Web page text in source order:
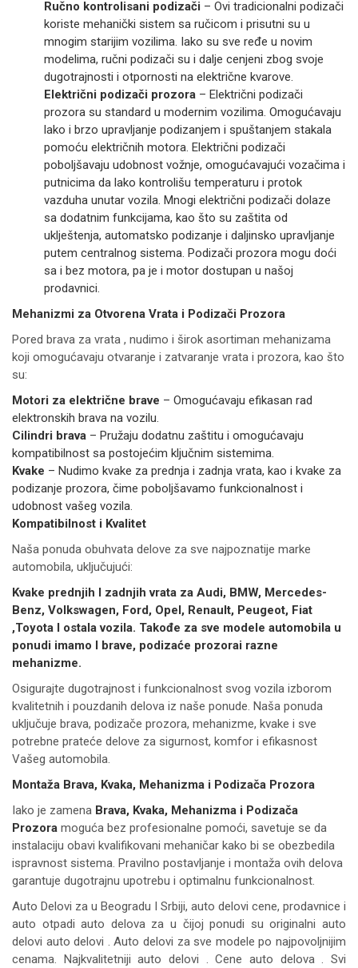
Ručno kontrolisani podizači – Ovi tradicionalni podizači
koriste mehanički sistem sa ručicom i prisutni su u
mnogim starijim vozilima. Iako su sve ređe u novim
modelima, ručni podizači su i dalje cenjeni zbog svoje
dugotrajnosti i otpornosti na električne kvarove.
Električni podizači prozora – Električni podizači
prozora su standard u modernim vozilima. Omogućavaju
lako i brzo upravljanje podizanjem i spuštanjem stakala
pomoću električnih motora. Električni podizači
poboljšavaju udobnost vožnje, omogućavajući vozačima i
putnicima da lako kontrolišu temperaturu i protok
vazduha unutar vozila. Mnogi električni podizači dolaze
sa dodatnim funkcijama, kao što su zaštita od
uklještenja, automatsko podizanje i daljinsko upravljanje
putem centralnog sistema. Podizači prozora mogu doći
sa i bez motora, pa je i motor dostupan u našoj
prodavnici.
Mehanizmi za Otvorena Vrata i Podizači Prozora
Pored brava za vrata , nudimo i širok asortiman mehanizama
koji omogućavaju otvaranje i zatvaranje vrata i prozora, kao što
su:
Motori za električne brave – Omogućavaju efikasan rad
elektronskih brava na vozilu.
Cilindri brava – Pružaju dodatnu zaštitu i omogućavaju
kompatibilnost sa postojećim ključnim sistemima.
Kvake – Nudimo kvake za prednja i zadnja vrata, kao i kvake za
podizanje prozora, čime poboljšavamo funkcionalnost i
udobnost vašeg vozila.
Kompatibilnost i Kvalitet
Naša ponuda obuhvata delove za sve najpoznatije marke
automobila, uključujući:
Kvake prednjih I zadnjih vrata za Audi, BMW, Mercedes-
Benz, Volkswagen, Ford, Opel, Renault, Peugeot, Fiat
,Toyota I ostala vozila. Takođe za sve modele automobila u
ponudi imamo I brave, podizaće prozorai razne
mehanizme.
Osigurajte dugotrajnost i funkcionalnost svog vozila izborom
kvalitetnih i pouzdanih delova iz naše ponude. Naša ponuda
uključuje brava, podizače prozora, mehanizme, kvake i sve
potrebne prateće delove za sigurnost, komfor i efikasnost
Vašeg automobila.
Montaža Brava, Kvaka, Mehanizma i Podizača Prozora
Iako je zamena Brava, Kvaka, Mehanizma i Podizača
Prozora moguća bez profesionalne pomoći, savetuje se da
instalaciju obavi kvalifikovani mehaničar kako bi se obezbedila
ispravnost sistema. Pravilno postavljanje i montaža ovih delova
garantuje dugotrajnu upotrebu i optimalnu funkcionalnost.
Auto Delovi za u Beogradu I Srbiji, auto delovi cene, prodavnice i
auto otpadi auto delova za u čijoj ponudi su originalni auto
delovi auto delovi . Auto delovi za sve modele po najpovoljnijim
cenama. Najkvalitetniji auto delovi . Cene auto delova . Svi